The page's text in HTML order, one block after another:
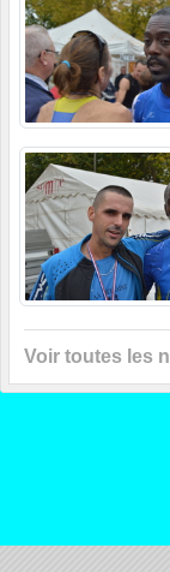
Voir toutes les